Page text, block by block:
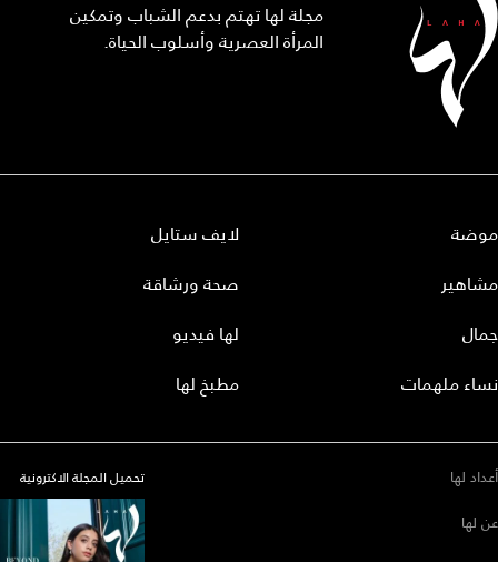
مجلة لها تهتم بدعم الشباب وتمكين
المرأة العصرية وأسلوب الحياة.
موضة
مشاهير
جمال
نساء ملهمات
لايف ستايل
صحة ورشاقة
لها فيديو
مطبخ لها
أعداد لها
عن لها
تحميل المجلة الاكترونية